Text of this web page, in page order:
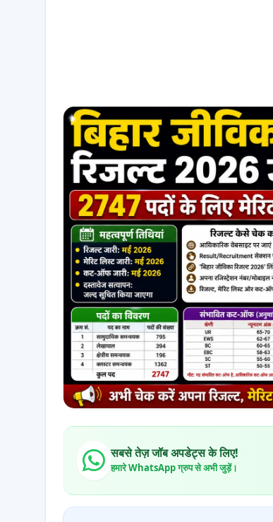
सबसे तेज़ जॉब अपडेट्स के लिए!
हमारे WhatsApp ग्रुप से अभी जुड़ें।